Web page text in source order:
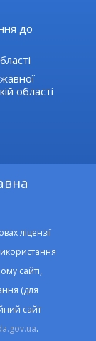
до
області
ліцензії
сайті,
(для
сайт
.